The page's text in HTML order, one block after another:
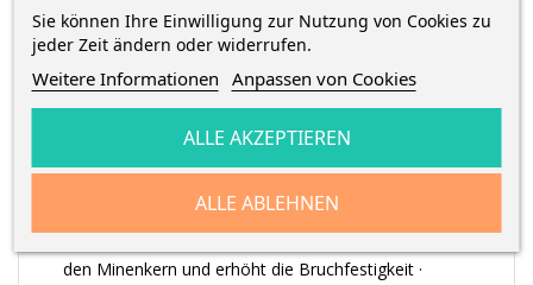
ARTIKELDETAILS
Material des Schaftes: einzigartige rutschfeste Soft-
den Minenkern und erhöht die Bruchfestigkeit ·
Sie können Ihre Einwilligung zur Nutzung von Cookies zu
jeder Zeit ändern oder widerrufen.
Weitere Informationen Anpassen von Cookies
ALLE ABLEHNEN
ALLE AKZEPTIEREN